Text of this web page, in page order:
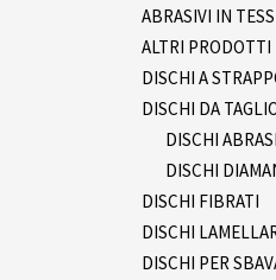
ABRASIVI IN
ALTRI PRODOTTI
DISCHI A
DISCHI DA
DISCHI
DISCHI
DISCHI FIBRATI
DISCHI
DISCHI PER